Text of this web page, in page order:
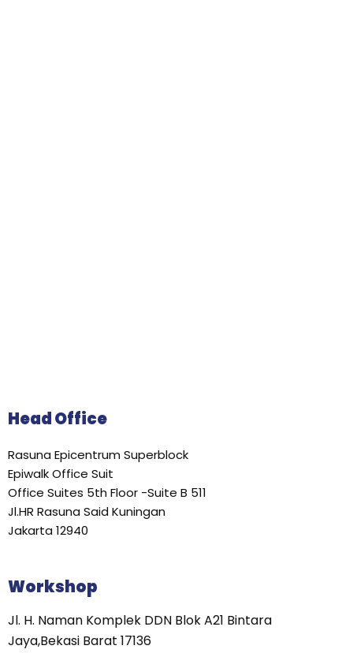
Head Office
Rasuna Epicentrum Superblock
Epiwalk Office Suit
Office Suites 5th Floor -Suite B 511
Jl.HR Rasuna Said Kuningan
Jakarta 12940
Workshop
Jl. H. Naman Komplek DDN Blok A21 Bintara
Jaya,Bekasi Barat 17136